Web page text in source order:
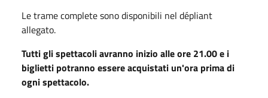
Le trame complete sono disponibili nel dépliant
allegato.
Tutti gli spettacoli avranno inizio alle ore 21.00 e i
biglietti potranno essere acquistati un'ora prima di
ogni spettacolo.